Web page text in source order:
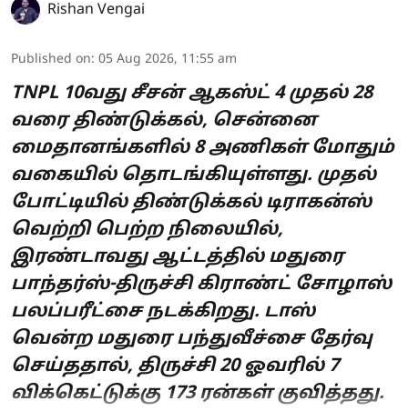
Rishan Vengai
Published on: 05 Aug 2026, 11:55 am
TNPL 10வது சீசன் ஆகஸ்ட் 4 முதல் 28
வரை திண்டுக்கல், சென்னை
மைதானங்களில் 8 அணிகள் மோதும்
வகையில் தொடங்கியுள்ளது. முதல்
போட்டியில் திண்டுக்கல் டிராகன்ஸ்
வெற்றி பெற்ற நிலையில்,
இரண்டாவது ஆட்டத்தில் மதுரை
பாந்தர்ஸ்-திருச்சி கிராண்ட் சோழாஸ்
பலப்பரீட்சை நடக்கிறது. டாஸ்
வென்ற மதுரை பந்துவீச்சை தேர்வு
செய்ததால், திருச்சி 20 ஓவரில் 7
விக்கெட்டுக்கு 173 ரன்கள் குவித்தது.